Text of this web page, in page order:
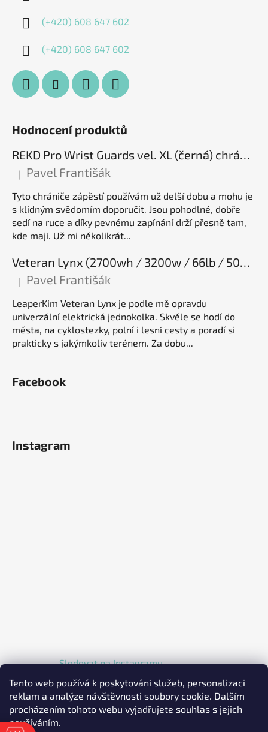
Tento web používá k poskytování služeb, personalizaci
reklam a analýze návštěvnosti soubory cookie. Dalším
procházením tohoto webu vyjadřujete souhlas s jejich
používáním.
(+420) 608 647 602
(+420) 608 647 602
Hodnocení produktů
REKD Pro Wrist Guards vel. XL (černá) chrániče zápěstí
Hodnocení produktu je 5 z 5 hvězdiček.
| Pavel Františák
Tyto chrániče zápěstí používám už delší dobu a mohu je
s klidným svědomím doporučit. Jsou pohodlné, dobře
sedí na ruce a díky pevnému zapínání drží přesně tam,
kde mají. Už mi několikrát...
Veteran Lynx (2700wh / 3200w / 66lb / 50E), elektrická jednokolka
Hodnocení produktu je 5 z 5 hvězdiček.
| Pavel Františák
LeaperKim Veteran Lynx je podle mě opravdu
univerzální elektrická jednokolka. Skvěle se hodí do
města, na cyklostezky, polní i lesní cesty a poradí si
prakticky s jakýmkoliv terénem. Za dobu...
Facebook
Instagram
Sledovat na Instagramu